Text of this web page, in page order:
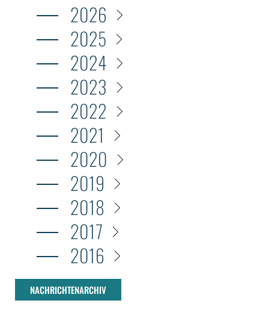
2026
2025
2024
2023
2022
2021
2020
2019
2018
2017
2016
NACHRICHTENARCHIV